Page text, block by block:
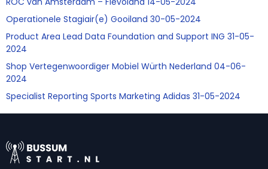
Operationele Stagiair(e) Gooiland 30-05-2024
Product Area Lead Data Foundation and Support ING 31-05-
2024
Shop Vertegenwoordiger Mobiel Würth Nederland 04-06-
2024
Specialist Reporting Sports Marketing Adidas 31-05-2024